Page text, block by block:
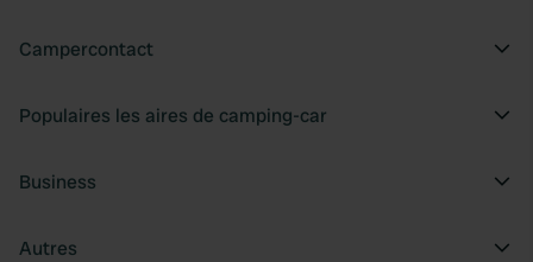
Campercontact
Populaires les aires de camping-car
Business
Autres